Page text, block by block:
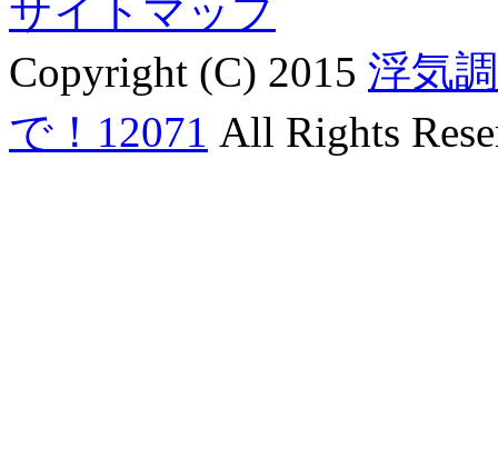
サイトマップ
Copyright (C) 2015 浮気
で！12071 All Rights